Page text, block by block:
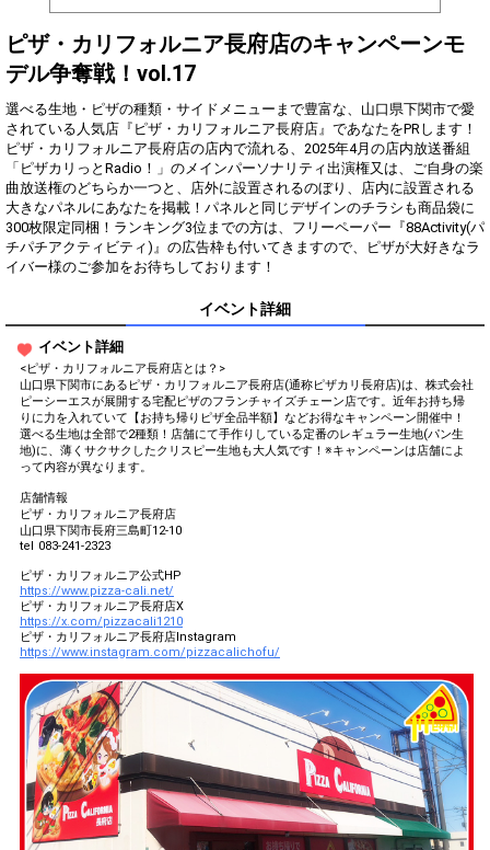
オリジナルアバター制作権獲
得！
Gifting
Throw gifts to the stage and join
the live performance.
First, try throwing free Stars
(once a day)! You can also charge
Show Gold to purchase gifts
(available from 1 JPY)! When you
continue to send gifts to the
performer(s), the performer's
popularity ranking and your
To cheer on performers, you can
To send performers paid items,
you must use Show Gold.
You can post comments. Please
refrain from posting comments
that may offend performers or
other users.
Close
ピザ・カリフォルニア長府店のキャンペーンモ
デル争奪戦！vol.17
選べる生地・ピザの種類・サイドメニューまで豊富な、山口県下関市で愛
されている人気店『ピザ・カリフォルニア長府店』であなたをPRします！
ピザ・カリフォルニア長府店の店内で流れる、2025年4月の店内放送番組
「ピザカリっとRadio！」のメインパーソナリティ出演権又は、ご自身の楽
曲放送権のどちらか一つと、店外に設置されるのぼり、店内に設置される
大きなパネルにあなたを掲載！パネルと同じデザインのチラシも商品袋に
300枚限定同梱！ランキング3位までの方は、フリーペーパー『88Activity(パ
チパチアクティビティ)』の広告枠も付いてきますので、ピザが大好きなラ
イバー様のご参加をお待ちしております！
イベント詳細
イベント詳細
<ピザ・カリフォルニア長府店とは？>
山口県下関市にあるピザ・カリフォルニア長府店(通称ピザカリ長府店)は、株式会社
ピーシーエスが展開する宅配ピザのフランチャイズチェーン店です。近年お持ち帰
りに力を入れていて【お持ち帰りピザ全品半額】などお得なキャンペーン開催中！
選べる生地は全部で2種類！店舗にて手作りしている定番のレギュラー生地(パン生
地)に、薄くサクサクしたクリスピー生地も大人気です！※キャンペーンは店舗によ
って内容が異なります。
店舗情報
ピザ・カリフォルニア長府店
山口県下関市長府三島町12-10
tel 083-241-2323
ピザ・カリフォルニア公式HP
https://www.pizza-cali.net/
ピザ・カリフォルニア長府店X
https://x.com/pizzacali1210
ピザ・カリフォルニア長府店Instagram
https://www.instagram.com/pizzacalichofu/